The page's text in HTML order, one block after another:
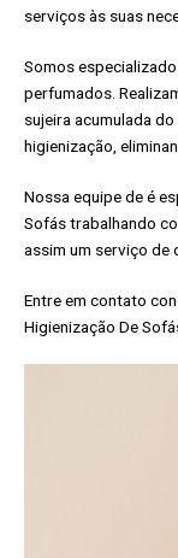
serviços às suas
Somos
perfumados.
sujeira acumulada
higienização,
Nossa equipe de é
Sofás trabalhando
assim um serviço de
Entre em contato
Higienização De